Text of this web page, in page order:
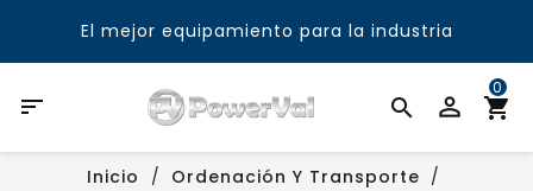
El mejor equipamiento para la industria

0
Inicio
Ordenación Y Transporte